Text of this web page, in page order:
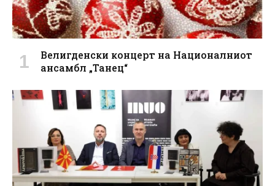
Велигденски концерт на Националниот
ансамбл „Танец“